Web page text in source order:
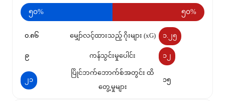
၅၀% ၅၀%
မျှော်လင့်ထားသည့် ဂိုးများ (xG)
၀.၈၆ ၁.၂၅
ကန်သွင်းမှုပေါင်း
၉ ၁၂
ပြိုင်ဘက်ဘောက်စ်အတွင်း ထိ
တွေ့မှုများ
၂၁ ၁၅